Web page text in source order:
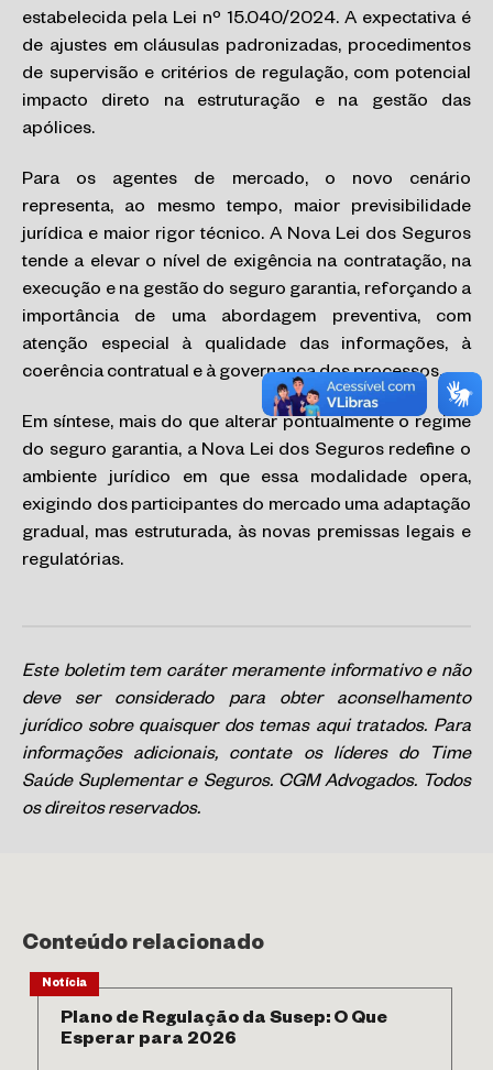
estabelecida pela Lei nº 15.040/2024. A expectativa é
de ajustes em cláusulas padronizadas, procedimentos
de supervisão e critérios de regulação, com potencial
impacto direto na estruturação e na gestão das
apólices.
Para os agentes de mercado, o novo cenário
representa, ao mesmo tempo, maior previsibilidade
jurídica e maior rigor técnico. A Nova Lei dos Seguros
tende a elevar o nível de exigência na contratação, na
execução e na gestão do seguro garantia, reforçando a
importância de uma abordagem preventiva, com
atenção especial à qualidade das informações, à
coerência contratual e à governança dos processos.
Em síntese, mais do que alterar pontualmente o regime
do seguro garantia, a Nova Lei dos Seguros redefine o
ambiente jurídico em que essa modalidade opera,
exigindo dos participantes do mercado uma adaptação
gradual, mas estruturada, às novas premissas legais e
regulatórias.
Este boletim tem caráter meramente informativo e não
deve ser considerado para obter aconselhamento
jurídico sobre quaisquer dos temas aqui tratados. Para
informações adicionais, contate os líderes do Time
Saúde Suplementar e Seguros. CGM Advogados. Todos
os direitos reservados.
Conteúdo relacionado
Notícia
Plano de Regulação da Susep: O Que
Esperar para 2026